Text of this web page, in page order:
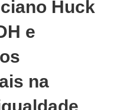
Huck
e
na